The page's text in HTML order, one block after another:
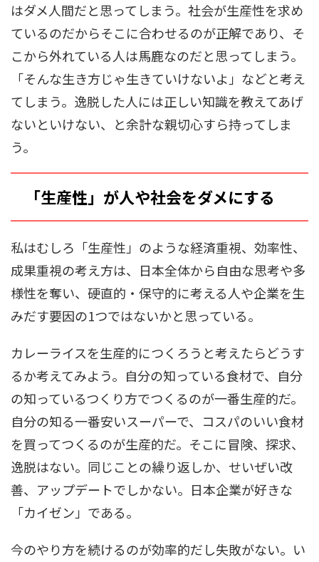
はダメ人間だと思ってしまう。社会が生産性を求め
ているのだからそこに合わせるのが正解であり、そ
こから外れている人は馬鹿なのだと思ってしまう。
「そんな生き方じゃ生きていけないよ」などと考え
てしまう。逸脱した人には正しい知識を教えてあげ
ないといけない、と余計な親切心すら持ってしま
う。
「生産性」が人や社会をダメにする
私はむしろ「生産性」のような経済重視、効率性、
成果重視の考え方は、日本全体から自由な思考や多
様性を奪い、硬直的・保守的に考える人や企業を生
みだす要因の1つではないかと思っている。
カレーライスを生産的につくろうと考えたらどうす
るか考えてみよう。自分の知っている食材で、自分
の知っているつくり方でつくるのが一番生産的だ。
自分の知る一番安いスーパーで、コスパのいい食材
を買ってつくるのが生産的だ。そこに冒険、探求、
逸脱はない。同じことの繰り返しか、せいぜい改
善、アップデートでしかない。日本企業が好きな
「カイゼン」である。
今のやり方を続けるのが効率的だし失敗がない。い